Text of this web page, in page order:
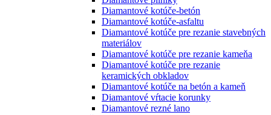
Diamantové kotúče-betón
Diamantové kotúče-asfaltu
Diamantové kotúče pre rezanie stavebných
materiálov
Diamantové kotúče pre rezanie kameňa
Diamantové kotúče pre rezanie
keramických obkladov
Diamantové kotúče na betón a kameň
Diamantové vŕtacie korunky
Diamantové rezné lano